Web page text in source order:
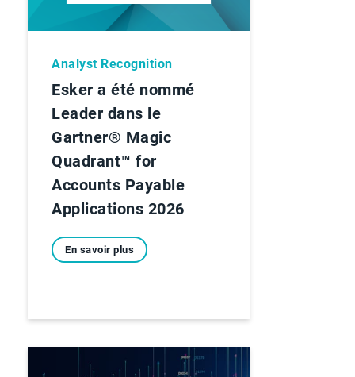
Analyst Recognition
Esker a été nommé
Leader dans le
Gartner® Magic
Quadrant™ for
Accounts Payable
Applications 2026
En savoir plus